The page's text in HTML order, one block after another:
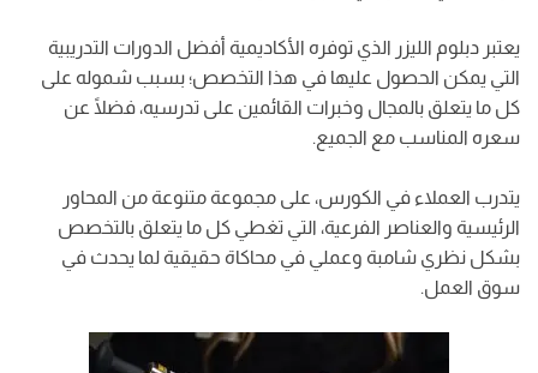
يعتبر دبلوم الليزر الذي توفره الأكاديمية أفضل الدورات التدريبية
التي يمكن الحصول عليها في هذا التخصص؛ بسبب شموله على
كل ما يتعلق بالمجال وخبرات القائمين على تدرسيه، فضلًا عن
سعره المناسب مع الجميع.
يتدرب العملاء في الكورس، على مجموعة متنوعة من المحاور
الرئيسية والعناصر الفرعية، التي تغطي كل ما يتعلق بالتخصص
بشكل نظري شامبة وعملي في محاكاة حقيقية لما يحدث في
سوق العمل.